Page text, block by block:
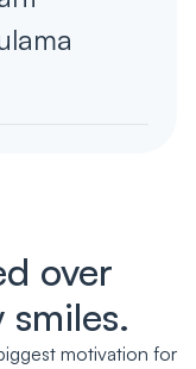
over
motivation for